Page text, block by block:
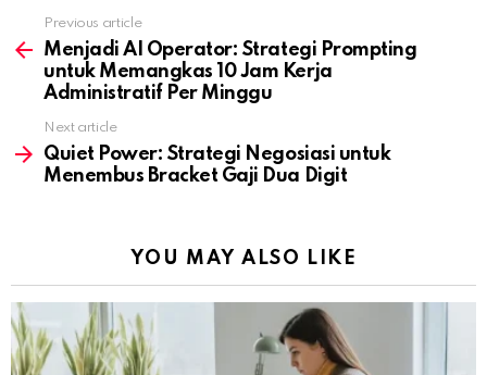
more
Previous article
Menjadi AI Operator: Strategi Prompting
untuk Memangkas 10 Jam Kerja
Administratif Per Minggu
Next article
Quiet Power: Strategi Negosiasi untuk
Menembus Bracket Gaji Dua Digit
YOU MAY ALSO LIKE